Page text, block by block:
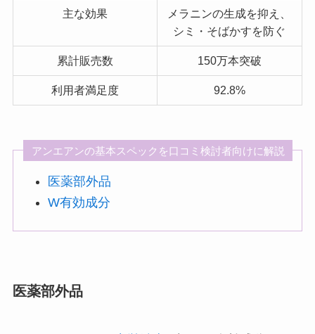
主な効果
メラニンの生成を抑え、
シミ・そばかすを防ぐ
累計販売数 150万本突破
利用者満足度 92.8%
アンエアンの基本スペックを口コミ検討者向けに解説
医薬部外品
W有効成分
医薬部外品